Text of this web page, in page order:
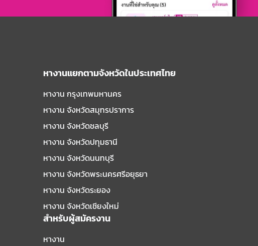
หางานแยกตามจังหวัดในประเทศไทย
หางาน กรุงเทพมหานคร
หางาน จังหวัดสมุทรปราการ
หางาน จังหวัดชลบุรี
หางาน จังหวัดปทุมธานี
หางาน จังหวัดนนทบุรี
หางาน จังหวัดพระนครศรีอยุธยา
หางาน จังหวัดระยอง
หางาน จังหวัดเชียงใหม่
สำหรับผู้สมัครงาน
หางาน